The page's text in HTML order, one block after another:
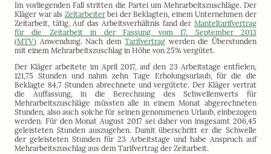
Im vorliegenden Fall stritten die Partei um Mehrarbeitszuschläge. Der
Kläger war als Zeitarbeiterbei der Beklagten, einem Unternehmen der
Zeitarbeit, tätig. Auf das Arbeitsverhältnis fand der Manteltarifvertrag
für die Zeitarbeit in der Fassung vom 17. September 2013
(MTV) Anwendung. Nach demTarifvertrag werden die Überstunden
mit einem Mehrarbeitszuschlag in Höhe von 25% vergütet.
Der Kläger arbeitete im April 2017, auf den 23 Arbeitstage entfielen,
121,75 Stunden und nahm zehn Tage Erholungsurlaub, für die die
Beklagte 84,7 Stunden abrechnete und vergütete. Der Kläger vertrat
die Auffassung, in die Berechnung des Schwellenwerts für
Mehrarbeitszuschläge müssten alle in einem Monat abgerechneten
Stunden, also auch solche für seinen genommenen Urlaub, einbezogen
werden. Für den Monat August 2017 sei daher von insgesamt 206,45
geleisteten Stunden auszugehen. Damit überschritt er die Schwelle
der geleisteten Stunden für 23 Arbeitstage und habe Anspruch auf
Mehrarbeitszuschlag aus dem Tarifvertrag der Zeitarbeit.